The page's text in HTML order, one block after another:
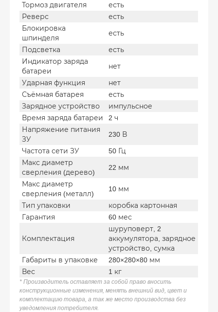
Тормоз двигателя
есть
Реверс
есть
Блокировка
шпинделя
есть
Подсветка
есть
Индикатор заряда
батареи
нет
Ударная функция
нет
Съёмная батарея
есть
Зарядное устройство
импульсное
Время заряда батареи
2 ч
Напряжение питания
ЗУ
230 В
Частота сети ЗУ
50 Гц
Макс диаметр
сверления (дерево)
22 мм
Макс диаметр
сверления (металл)
10 мм
Тип упаковки
коробка картонная
Гарантия
60 мес
Комплектация
шуруповерт, 2
аккумулятора, зарядное
устройство, сумка
Габариты в упаковке
280×280×80 мм
Вес
1 кг
* Производитель оставляет за собой право вносить
конструкционные изменения, менять внешний вид, цвет и
комплектацию товара, а так же место производства без
уведомления потребителя.